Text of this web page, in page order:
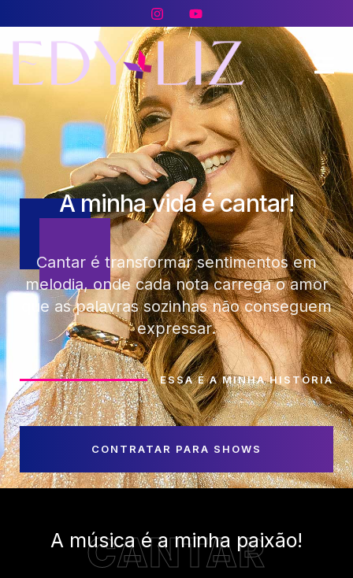
A minha vida é cantar!
Cantar é transformar sentimentos em
melodia, onde cada nota carrega o amor
que as palavras sozinhas não conseguem
expressar.
ESSA É A MINHA HISTÓRIA
CONTRATAR PARA SHOWS
CANTAR
A música é a minha paixão!